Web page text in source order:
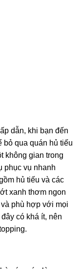
dẫn, khi bạn đến
qua quán hủ tiếu
không gian trong
phục vụ nhanh
hủ tiếu và các
xanh thơm ngon
phù hợp với mọi
có khá ít, nên